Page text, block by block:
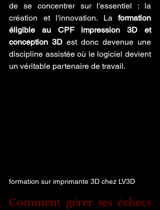
de se concentrer sur l'essentiel : la
création et l'innovation. La formation
éligible au CPF impression 3D et
conception 3D est donc devenue une
discipline assistée où le logiciel devient
un véritable partenaire de travail.
formation sur imprimante 3D chez LV3D
Comment gérer ses échecs